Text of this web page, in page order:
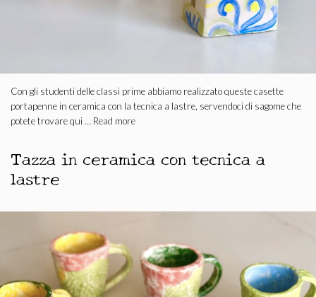
Con gli studenti delle classi prime abbiamo realizzato queste casette
portapenne in ceramica con la tecnica a lastre, servendoci di sagome che
potete trovare qui … Read more
Tazza in ceramica con tecnica a
lastre